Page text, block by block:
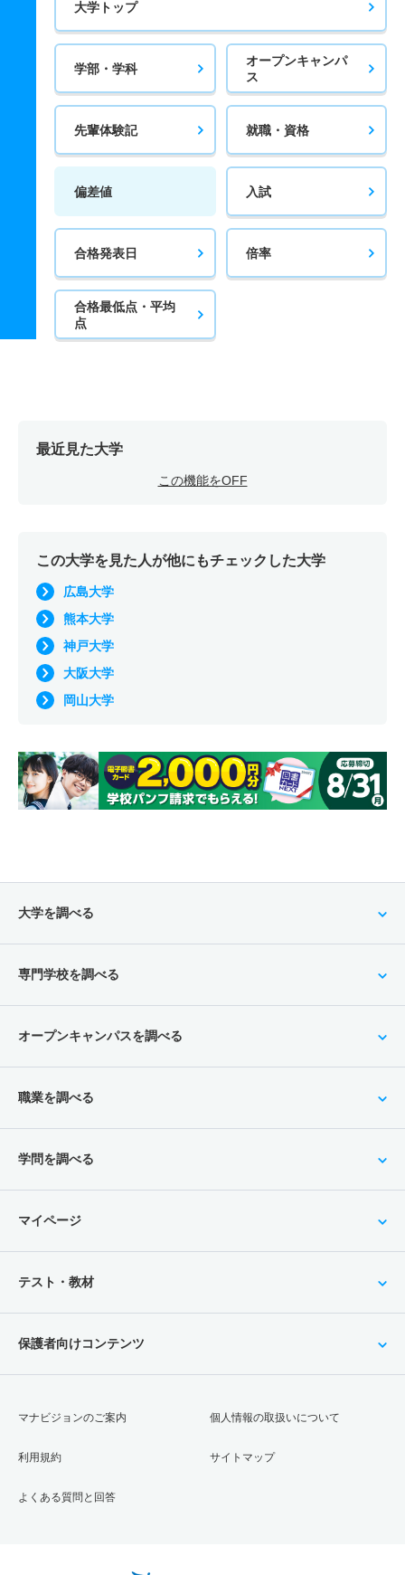
大学トップ
学部・学科
オープンキャンパ
ス
先輩体験記 就職・資格
偏差値 入試
合格発表日 倍率
合格最低点・平均
点
最近見た大学
この機能をOFF
この大学を見た人が他にもチェックした大学
広島大学
熊本大学
神戸大学
大阪大学
岡山大学
大学を調べる
専門学校を調べる
オープンキャンパスを調べる
職業を調べる
学問を調べる
マイページ
テスト・教材
保護者向けコンテンツ
マナビジョンのご案内
利用規約
よくある質問と回答
個人情報の取扱いについて
サイトマップ